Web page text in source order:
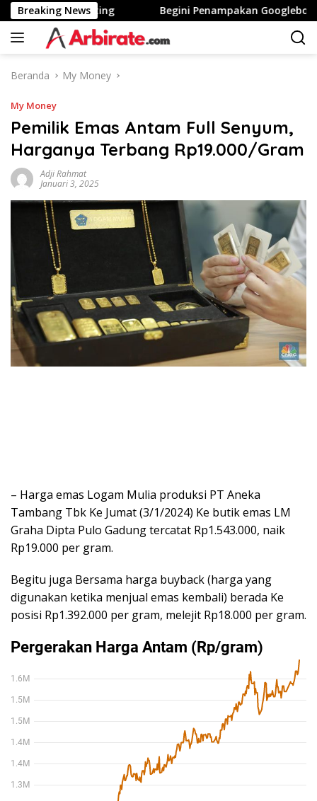
Langsung
ke
konten
Breaking News
Tinggi Stunting Begini Penampakan Googlebook
Beranda My Money
My Money
Pemilik Emas Antam Full Senyum,
Harganya Terbang Rp19.000/Gram
Adji Rahmat
Januari 3, 2025
– Harga emas Logam Mulia produksi PT Aneka
Tambang Tbk Ke Jumat (3/1/2024) Ke butik emas LM
Graha Dipta Pulo Gadung tercatat Rp1.543.000, naik
Rp19.000 per gram.
Begitu juga Bersama harga buyback (harga yang
digunakan ketika menjual emas kembali) berada Ke
posisi Rp1.392.000 per gram, melejit Rp18.000 per gram.